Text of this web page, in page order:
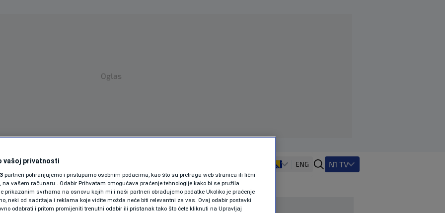
Oglas
SPORTSVIJETMAGAZIN
ZDRAVLJE
SHOWBIZ
ENG N1 TV
vašoj privatnosti
partneri pohranjujemo i pristupamo osobnim podacima, kao što su pretraga web stranica ili lični
na vašem računaru . Odabir Prihvatam omogućava praćenje tehnologije kako bi se pružila
prikazanim svrhama na osnovu kojih mi i naši partneri obrađujemo podatke Ukoliko je praćenje
neki od sadržaja i reklama koje vidite možda neće biti relevantni za vas. Ovaj odabir postavki
odabrati i pritom promijeniti trenutni odabir ili pristanak tako što ćete kliknuti na Upravljaj